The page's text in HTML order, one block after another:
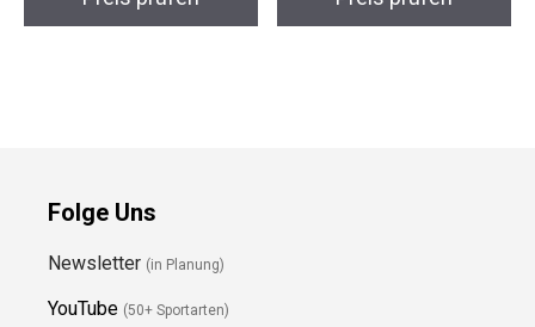
Folge Uns
Newsletter (in Planung)
YouTube (50+ Sportarten)